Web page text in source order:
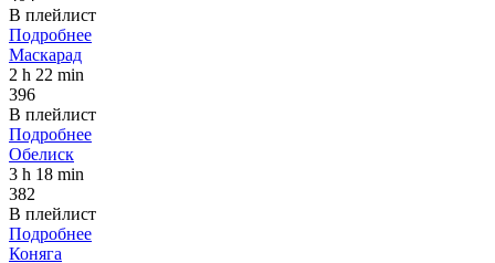
В плейлист
Подробнее
Маскарад
2 h 22 min
396
В плейлист
Подробнее
Обелиск
3 h 18 min
382
В плейлист
Подробнее
Коняга